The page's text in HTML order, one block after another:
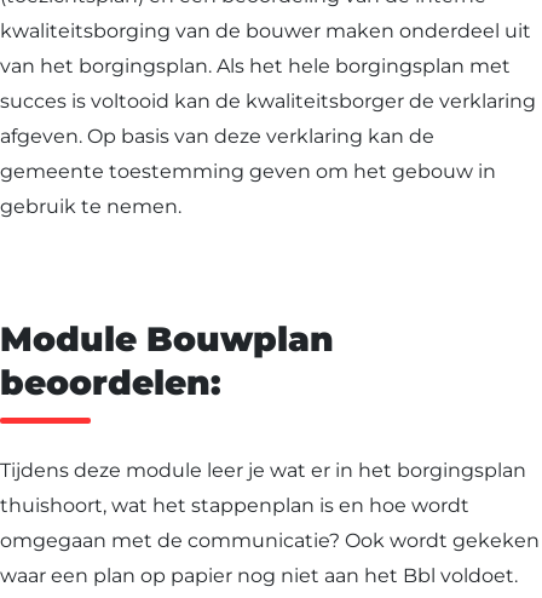
kwaliteitsborging van de bouwer maken onderdeel uit
van het borgingsplan. Als het hele borgingsplan met
succes is voltooid kan de kwaliteitsborger de verklaring
afgeven. Op basis van deze verklaring kan de
gemeente toestemming geven om het gebouw in
gebruik te nemen.
Module Bouwplan
beoordelen:
Tijdens deze module leer je wat er in het borgingsplan
thuishoort, wat het stappenplan is en hoe wordt
omgegaan met de communicatie? Ook wordt gekeken
waar een plan op papier nog niet aan het Bbl voldoet.